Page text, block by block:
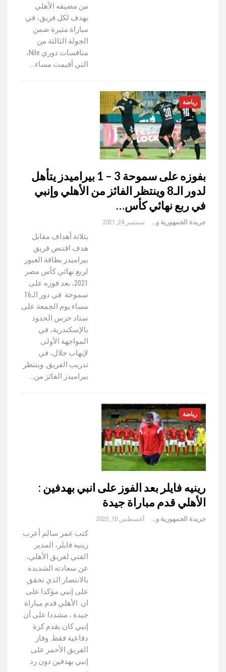
من مضيفه الأهلي
بهدف لكل فريق، في
مباراة مثيرة ضمن
الجولة الثالثة من
منافسات دوري Nile،
التي أقيمت مساء…
رياضة
بفوزه على سموحة 3 – 1 بيراميدز يتأهل
لدور الـ8 وينتظر الفائز من الأهلي وإنبي
في ربع نهائي كأس…
جريدة الجمهورية والعالم سبتمبر 24, 2021
بثلاثة أهداف مقابل
هدف اقتنص فريق
بيراميدز بطاقة العبور
لربع نهائي كأس مصر
2021، بعد فوزه على
سموحة في دور الـ16
مساء يوم الجمعة على
ستاد حرس الحدود
بالإسكندرية، في
المواجهة الأولى
لإيهاب جلال، في
تدريب الفريق. وينتظر
بيراميدز الفائز من…
رياضة
رينيه فايلر بعد الفوز على انبي بهدفين :
الأهلي قدم مباراة جيدة
جريدة الجمهورية والعالم أغسطس 10, 2020
كتب عمر سالم أعرب
رينيه فايلر، المدير
الفني لفريق الأهلي،
عن سعادته الشديدة
بالانتصار الذي تحقق
على إنبي مؤكدا على
ان الأهلي قدم مباراة
جيدة ، مشددا على أن
إنبي كان يقدم كرة
دفاعية فقط. وفاز
الفريق الأحمر على
إنبي بهدفين دون رد